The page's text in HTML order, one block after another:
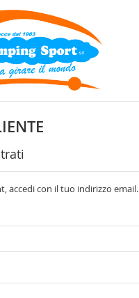
accedi con il tuo indirizzo email.